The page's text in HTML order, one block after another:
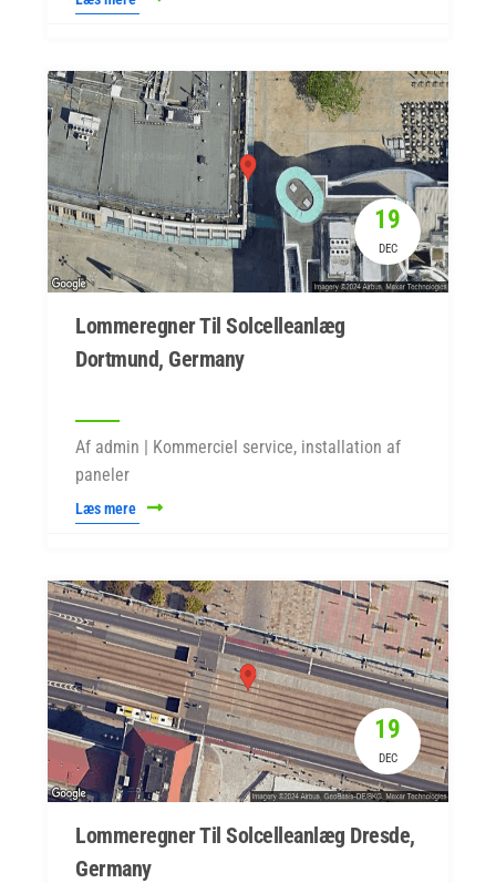
19
DEC
Lommeregner Til Solcelleanlæg
Dortmund, Germany
Af admin | Kommerciel service, installation af
paneler
Læs mere
19
DEC
Lommeregner Til Solcelleanlæg Dresde,
Germany